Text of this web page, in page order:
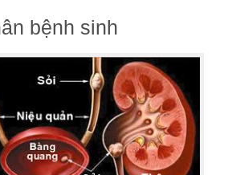
bệnh sinh